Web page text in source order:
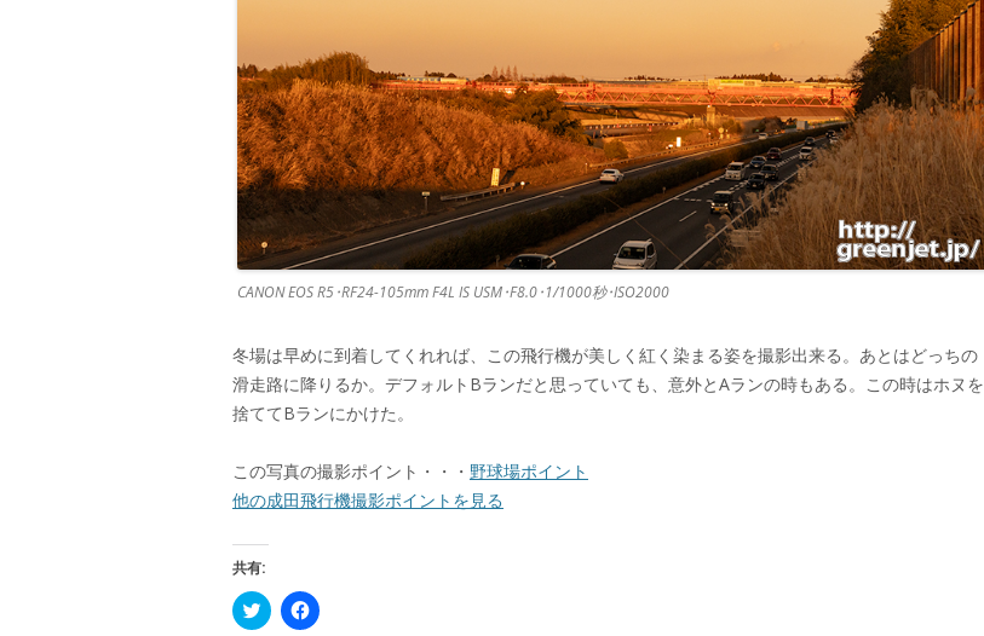
CANON EOS R5･RF24-105mm F4L IS USM･F8.0･1/1000秒･ISO2000
冬場は早めに到着してくれれば、この飛行機が美しく紅く染まる姿を撮影出来る。あとはどっちの
滑走路に降りるか。デフォルトBランだと思っていても、意外とAランの時もある。この時はホヌを
捨ててBランにかけた。
この写真の撮影ポイント・・・ 野球場ポイント
他の成田飛行機撮影ポイントを見る
共有:
ク
リ
F
a